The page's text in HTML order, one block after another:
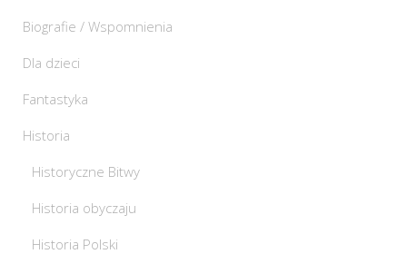
Biografie / Wspomnienia
Dla dzieci
Fantastyka
Historia
Historyczne Bitwy
Historia obyczaju
Historia Polski